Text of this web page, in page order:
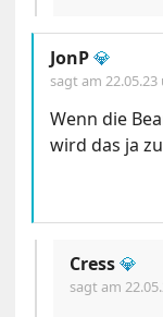
JonP💎
sagt am
Wenn die
wird das ja
Cress💎
sagt am